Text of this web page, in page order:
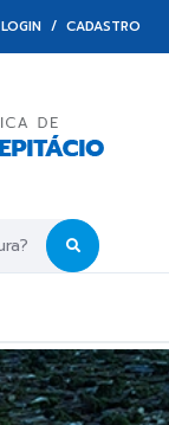
LOGIN / CADASTRO